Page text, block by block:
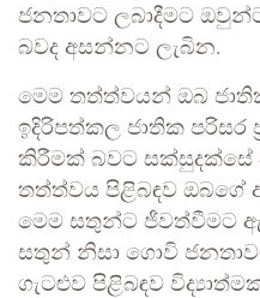
ජනතාවට ලබාදීමට
බවද අසන්නට ලැබින.
මෙම තත්ත්වයන් ඔබ
ඉදිරිපත්කල ජාතික පරිසර
කිරීමක් බවට සක්සුදක්සේ
තත්ත්වය පිළිබඳව ඔබගේ
මෙම සතුන්ට ජීවත්වීමට
සතුන් නිසා ගොවි
ගැටළුව පිළිබඳව